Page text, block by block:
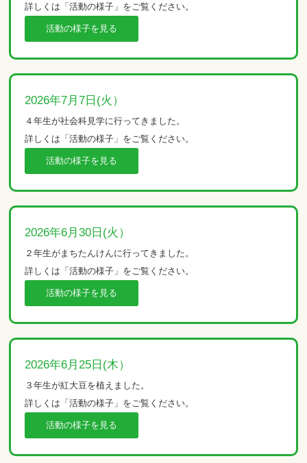
詳しくは「活動の様子」をご覧ください。
活動の様子を見る
2026年7月7日(火）
４年生が社会科見学に行ってきました。
詳しくは「活動の様子」をご覧ください。
活動の様子を見る
2026年6月30日(火）
２年生がまちたんけんに行ってきました。
詳しくは「活動の様子」をご覧ください。
活動の様子を見る
2026年6月25日(木）
３年生が紅大豆を植えました。
詳しくは「活動の様子」をご覧ください。
活動の様子を見る